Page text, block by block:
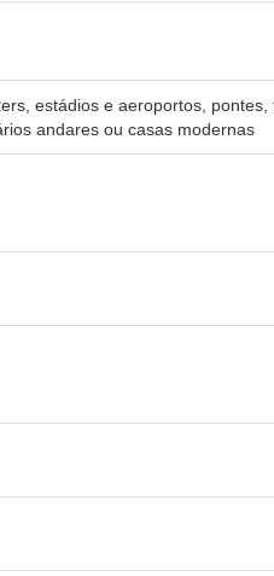
estádios e aeroportos, pontes,
andares ou casas modernas